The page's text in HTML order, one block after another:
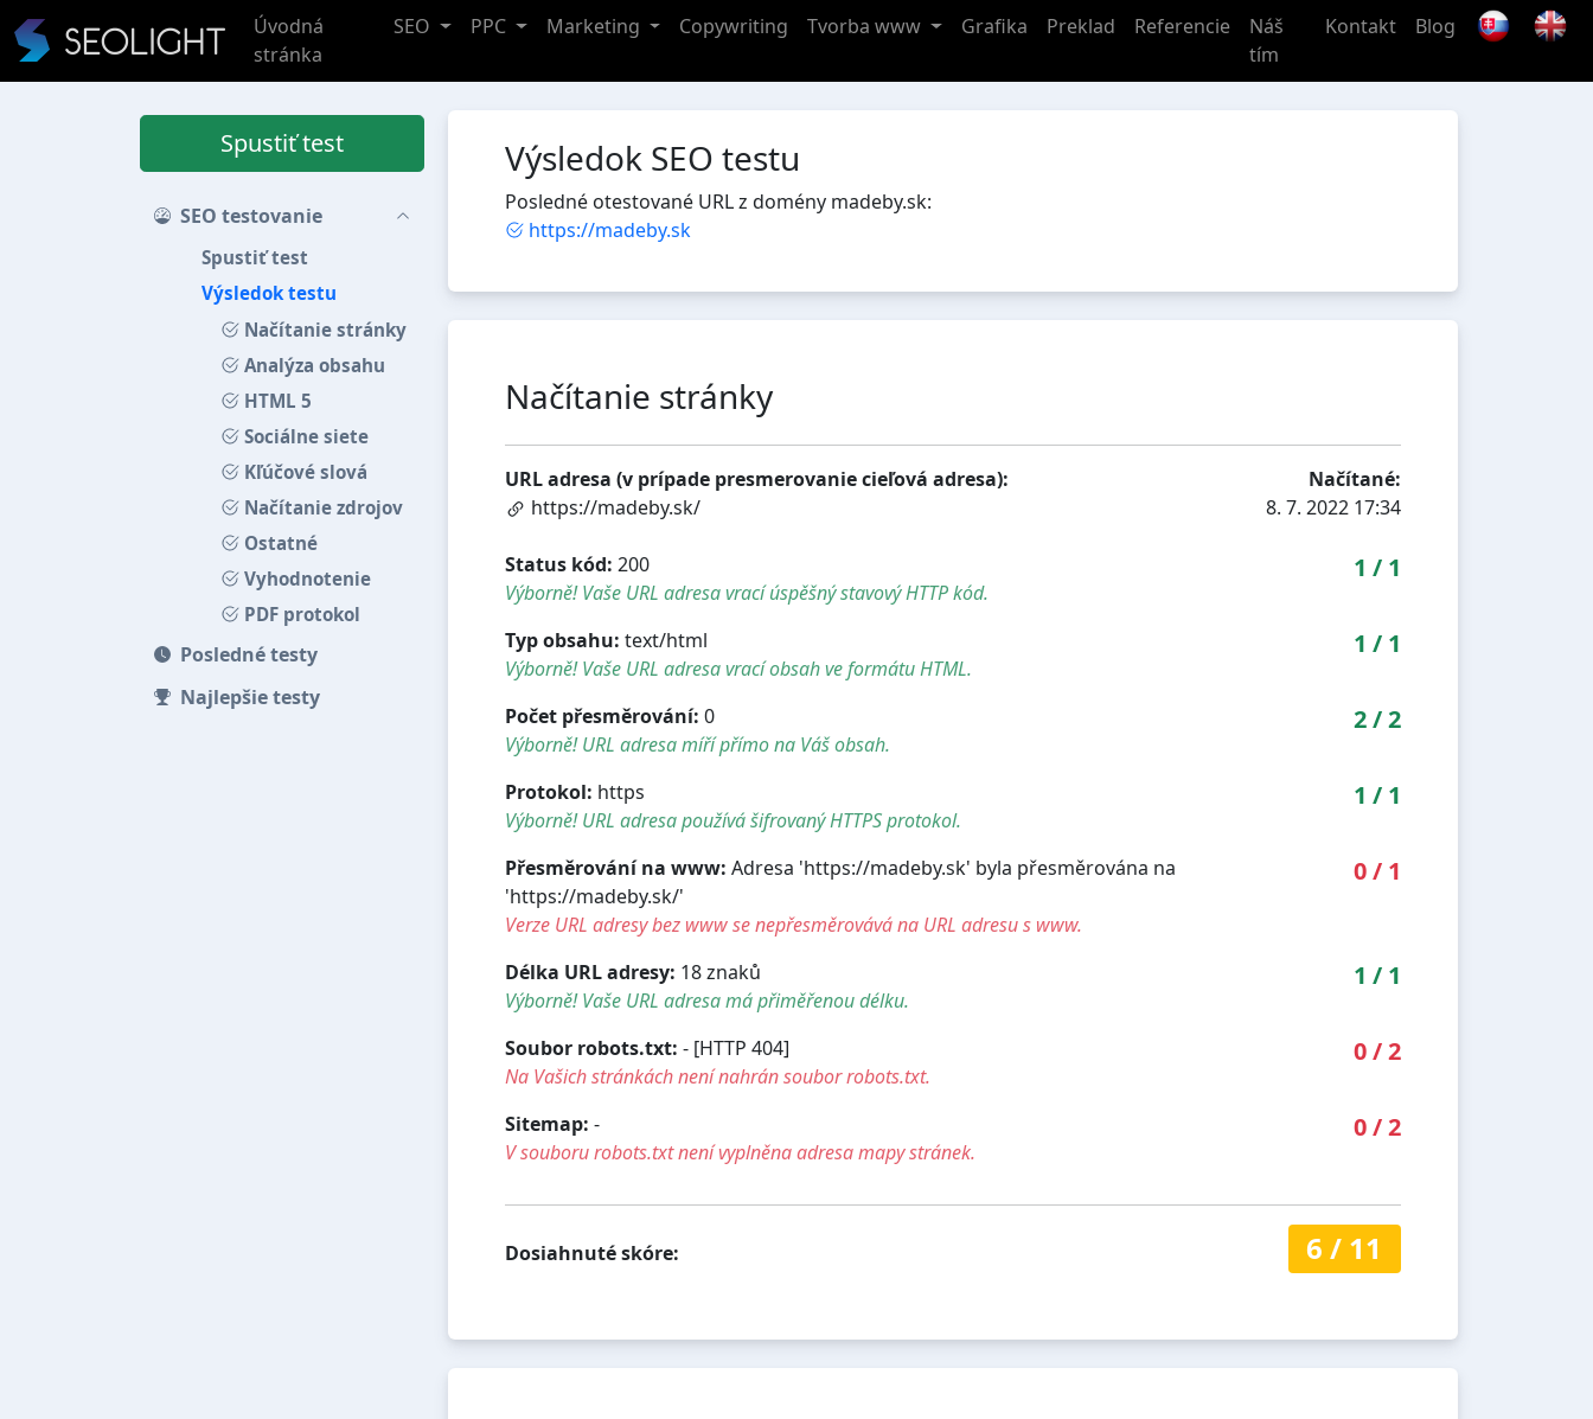
Úvodná
stránka
SEO PPC Marketing Copywriting Tvorba www Grafika Preklad Referencie
Náš
tím
Kontakt Blog
Spustiť test
SEO testovanie
Spustiť test
Výsledok testu
Načítanie stránky
Analýza obsahu
HTML 5
Sociálne siete
Kľúčové slová
Načítanie zdrojov
Ostatné
Vyhodnotenie
PDF protokol
Posledné testy
Najlepšie testy
Výsledok SEO testu
Posledné otestované URL z domény madeby.sk:
https://madeby.sk
Načítanie stránky
URL adresa (v prípade presmerovanie cieľová adresa):
https://madeby.sk/
Načítané:
8. 7. 2022 17:34
Status kód: 200
Výborně! Vaše URL adresa vrací úspěšný stavový HTTP kód.
1 / 1
Typ obsahu: text/html
Výborně! Vaše URL adresa vrací obsah ve formátu HTML.
1 / 1
Počet přesměrování: 0
Výborně! URL adresa míří přímo na Váš obsah.
2/2
Protokol: https
Výborně! URL adresa používá šifrovaný HTTPS protokol.
1 / 1
Přesměrování na www: Adresa 'https://madeby.sk' byla přesměrována na
'https://madeby.sk/'
Verze URL adresy bez www se nepřesměrovává na URL adresu s www.
0/ 1
Délka URL adresy: 18 znaků
Výborně! Vaše URL adresa má přiměřenou délku.
1 / 1
Soubor robots.txt: - [HTTP 404]
Na Vašich stránkách není nahrán soubor robots.txt.
0/2
Sitemap: -
V souboru robots.txt není vyplněna adresa mapy stránek.
0/2
Dosiahnuté skóre: 6 / 11